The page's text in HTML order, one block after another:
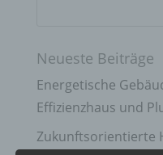
Neueste Beiträge
Energetische
Effizienzhaus und
Zukunftsorientierte